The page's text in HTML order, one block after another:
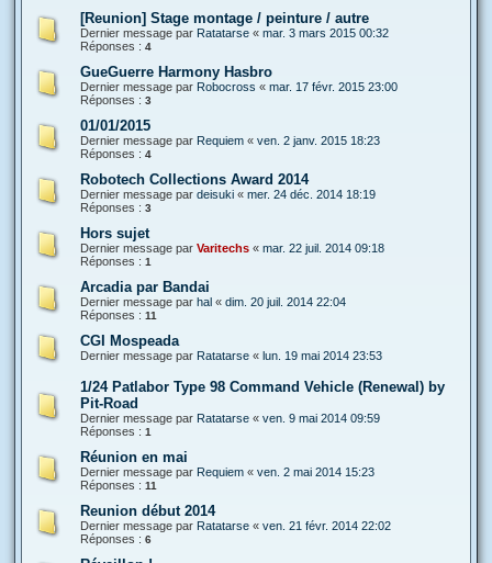
[Reunion] Stage montage / peinture / autre
Dernier message par Ratatarse « mar. 3 mars 2015 00:32
Réponses : 4
GueGuerre Harmony Hasbro
Dernier message par Robocross « mar. 17 févr. 2015 23:00
Réponses : 3
01/01/2015
Dernier message par Requiem « ven. 2 janv. 2015 18:23
Réponses : 4
Robotech Collections Award 2014
Dernier message par deisuki « mer. 24 déc. 2014 18:19
Réponses : 3
Hors sujet
Dernier message par Varitechs « mar. 22 juil. 2014 09:18
Réponses : 1
Arcadia par Bandai
Dernier message par hal « dim. 20 juil. 2014 22:04
Réponses : 11
CGI Mospeada
Dernier message par Ratatarse « lun. 19 mai 2014 23:53
1/24 Patlabor Type 98 Command Vehicle (Renewal) by
Pit-Road
Dernier message par Ratatarse « ven. 9 mai 2014 09:59
Réponses : 1
Réunion en mai
Dernier message par Requiem « ven. 2 mai 2014 15:23
Réponses : 11
Reunion début 2014
Dernier message par Ratatarse « ven. 21 févr. 2014 22:02
Réponses : 6